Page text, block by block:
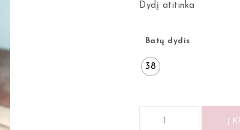
Dydį atitinka
Batų dydis
38
Į